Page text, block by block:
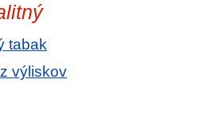
tabak
výliskov